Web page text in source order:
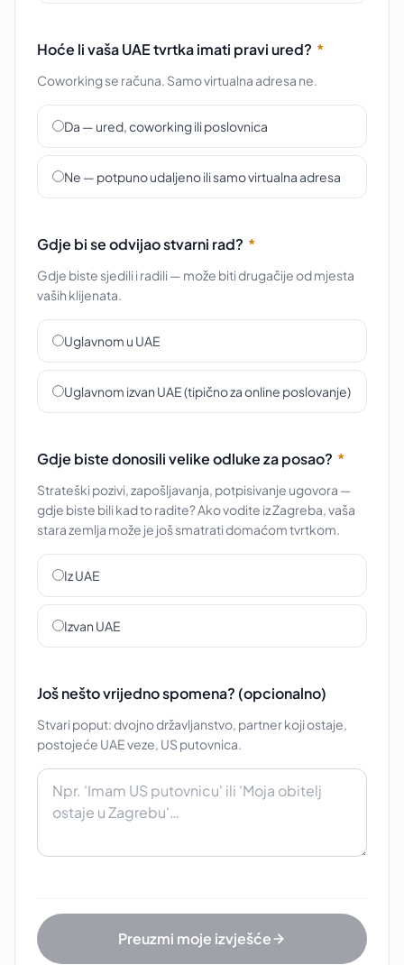
Hoće li vaša UAE tvrtka imati pravi ured? *
Coworking se računa. Samo virtualna adresa ne.
Da — ured, coworking ili poslovnica
Ne — potpuno udaljeno ili samo virtualna adresa
Gdje bi se odvijao stvarni rad? *
Gdje biste sjedili i radili — može biti drugačije od mjesta
vaših klijenata.
Uglavnom u UAE
Uglavnom izvan UAE (tipično za online poslovanje)
Gdje biste donosili velike odluke za posao? *
Strateški pozivi, zapošljavanja, potpisivanje ugovora —
gdje biste bili kad to radite? Ako vodite iz Zagreba, vaša
stara zemlja može je još smatrati domaćom tvrtkom.
Iz UAE
Izvan UAE
Još nešto vrijedno spomena? (opcionalno)
Stvari poput: dvojno državljanstvo, partner koji ostaje,
postojeće UAE veze, US putovnica.
Preuzmi moje izvješće